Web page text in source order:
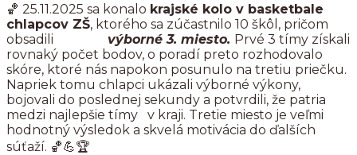
🏀 25.11.2025 sa konalo krajské kolo v basketbale
chlapcov ZŠ, ktorého sa zúčastnilo 10 škôl, pričom
obsadili výborné 3. miesto. Prvé 3 tímy získali
rovnaký počet bodov, o poradí preto rozhodovalo
skóre, ktoré nás napokon posunulo na tretiu priečku.
Napriek tomu chlapci ukázali výborné výkony,
bojovali do poslednej sekundy a potvrdili, že patria
medzi najlepšie tímy v kraji. Tretie miesto je veľmi
hodnotný výsledok a skvelá motivácia do ďalších
súťaží. 🏀💪🏆